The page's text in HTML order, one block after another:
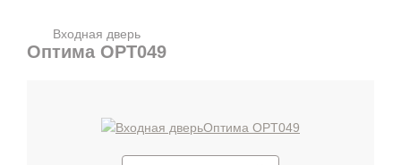
Входная дверь
Оптима OPT049